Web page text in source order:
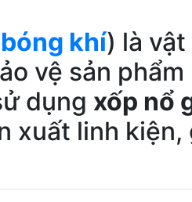
khí) là
vệ sản phẩm
dụng xốp nổ
xuất linh kiện,